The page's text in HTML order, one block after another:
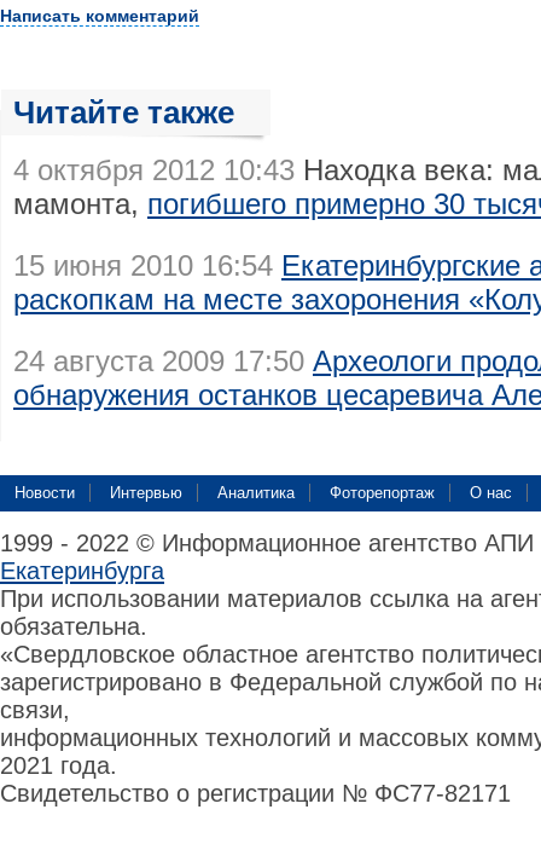
Написать комментарий
Читайте также
4 октября 2012 10:43 Находка века:
мамонта, погибшего примерно 30
15 июня 2010 16:54 Екатеринбургские
раскопкам на месте захоронения
24 августа 2009 17:50 Археологи
обнаружения останков цесаревича
Новости Интервью Аналитика Фоторепортаж О нас
1999 - 2022 © Информационное агентство
Екатеринбурга
При использовании материалов ссылка на
обязательна.
«Свердловское областное агентство
зарегистрировано в Федеральной службой по
связи,
информационных технологий и массовых
2021 года.
Свидетельство о регистрации № ФС77-82171